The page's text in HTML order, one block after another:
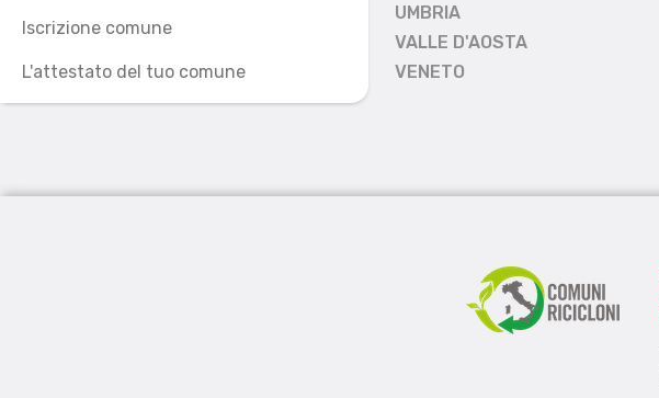
Iscrizione comune
L'attestato del tuo comune
UMBRIA
VALLE D'AOSTA
VENETO